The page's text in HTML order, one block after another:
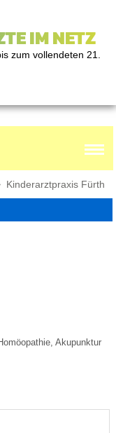
IM NETZ
zum vollendeten 21.
Kinderarztpraxis Fürth
Akupunktur